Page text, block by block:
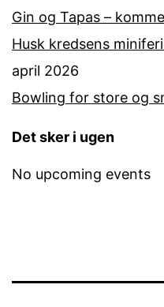
Gin og Tapas –
Husk kredsens
april 2026
Bowling for store og
Det sker i ugen
No upcoming events